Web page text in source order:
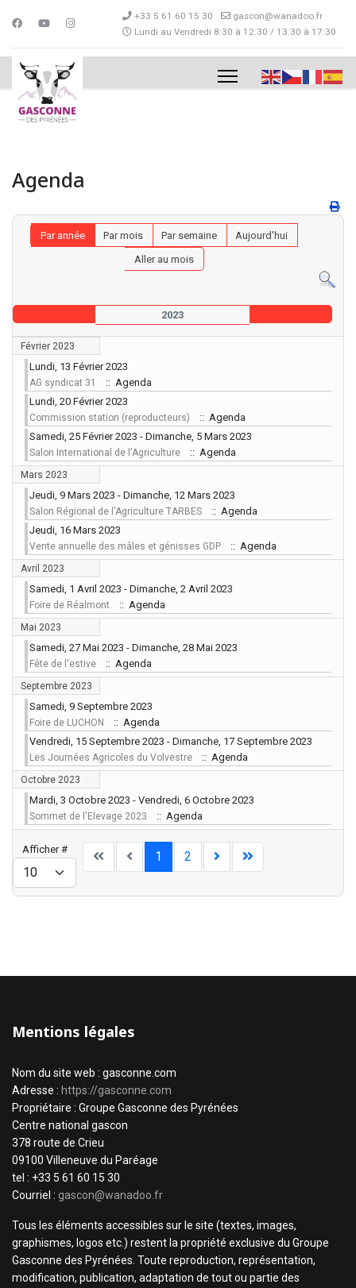
+33 5 61 60 15 30
gascon@wanadoo.fr
Lundi au Vendredi 8:30 à 12:30 / 13:30 à 17:30
Agenda
Par année Par mois Par semaine
Aujourd'hui
Aller au mois
2023
Février 2023
Lundi, 13 Février 2023
AG syndicat 31
:: Agenda
Lundi, 20 Février 2023
Commission station (reproducteurs)
:: Agenda
Samedi, 25 Février 2023 - Dimanche, 5 Mars 2023
Salon International de l'Agriculture :: Agenda
Mars 2023
Jeudi, 9 Mars 2023 - Dimanche, 12 Mars 2023
Salon Régional de l'Agriculture TARBES
:: Agenda
Jeudi, 16 Mars 2023
Vente annuelle des mâles et génisses GDP :: Agenda
Avril 2023
Samedi, 1 Avril 2023 - Dimanche, 2 Avril 2023
Foire de Réalmont :: Agenda
Mai 2023
Samedi, 27 Mai 2023 - Dimanche, 28 Mai 2023
Fête de l'estive :: Agenda
Septembre 2023
Samedi, 9 Septembre 2023
Foire de LUCHON
:: Agenda
Vendredi, 15 Septembre 2023 - Dimanche, 17 Septembre 2023
Les Journées Agricoles du Volvestre :: Agenda
Octobre 2023
Mardi, 3 Octobre 2023 - Vendredi, 6 Octobre 2023
Sommet de l'Elevage 2023 :: Agenda
Limite de la pagination
Afficher # 1 2
Mentions légales
Nom du site web : gasconne.com
Adresse : https://gasconne.com
Propriétaire : Groupe Gasconne des Pyrénées
Centre national gascon
378 route de Crieu
09100 Villeneuve du Paréage
tel : +33 5 61 60 15 30
Courriel : gascon@wanadoo.fr
Tous les éléments accessibles sur le site (textes, images,
graphismes, logos etc.) restent la propriété exclusive du Groupe
Gasconne des Pyrénées. Toute reproduction, représentation,
modification, publication, adaptation de tout ou partie des